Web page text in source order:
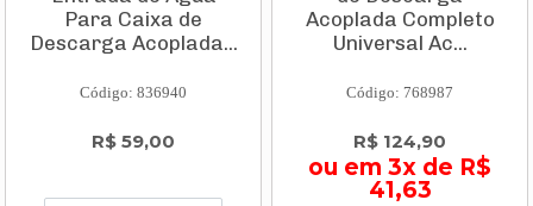
Para Caixa de
Descarga Acoplada...
Código: 836940
R$ 59,00
Acoplada Completo
Universal Ac...
Código: 768987
R$ 124,90
ou em 3x de R$
41,63